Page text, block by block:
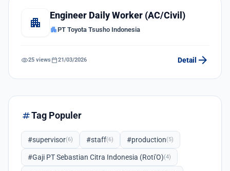
apartment
Engineer Daily Worker (AC/Civil)
apartmentPT Toyota Tsusho Indonesia
visibility25 views calendar_today21/03/2026 Detail arrow_forward
tagTag Populer
#supervisor(6) #staff(6) #production(5)
#Gaji PT Sebastian Citra Indonesia (Roti'O)(4)